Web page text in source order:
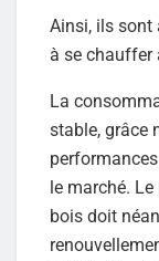
Ainsi, ils sont
à se chauffer
La
stable, grâce
le marché.
bois doit